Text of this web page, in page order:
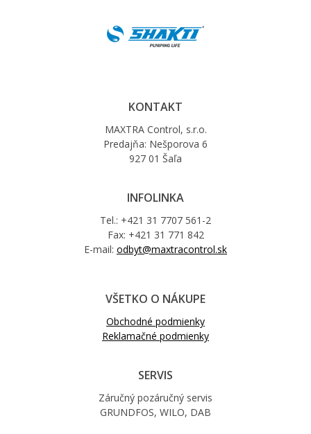
KONTAKT
MAXTRA Control, s.r.o.
Predajňa: Nešporova 6
927 01 Šaľa
INFOLINKA
Tel.: +421 31 7707 561-2
Fax: +421 31 771 842
E-mail: odbyt@maxtracontrol.sk
VŠETKO O NÁKUPE
Obchodné podmienky
Reklamačné podmienky
SERVIS
Záručný pozáručný servis
GRUNDFOS, WILO, DAB